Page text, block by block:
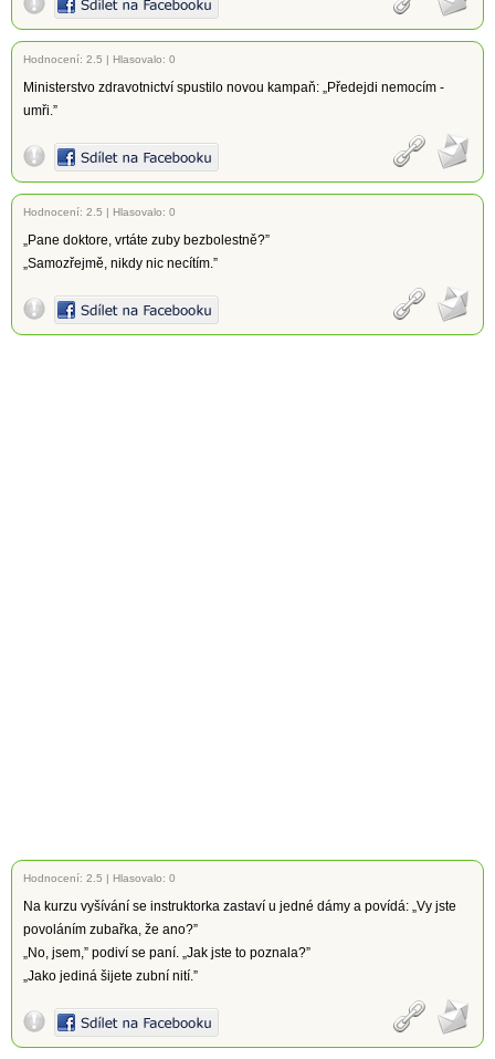
Hodnocení: 2.5 | Hlasovalo: 0
Ministerstvo zdravotnictví spustilo novou kampaň: „Předejdi nemocím -
umři.”
Hodnocení: 2.5 | Hlasovalo: 0
„Pane doktore, vrtáte zuby bezbolestně?”
„Samozřejmě, nikdy nic necítím.”
Hodnocení: 2.5 | Hlasovalo: 0
Na kurzu vyšívání se instruktorka zastaví u jedné dámy a povídá: „Vy jste
povoláním zubařka, že ano?”
„No, jsem,” podiví se paní. „Jak jste to poznala?”
„Jako jediná šijete zubní nití.”